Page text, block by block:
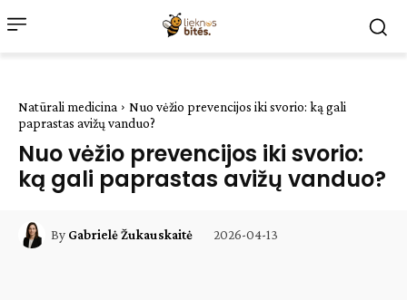
Natūrali medicina
Nuo vėžio prevencijos iki svorio: ką gali
paprastas avižų vanduo?
Nuo vėžio prevencijos iki svorio:
ką gali paprastas avižų vanduo?
By Gabrielė Žukauskaitė 2026-04-13